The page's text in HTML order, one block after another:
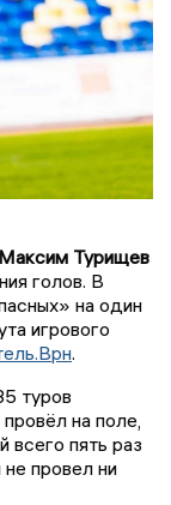
Максим Турищев
голов. В
на один
игрового
.
туров
на поле,
пять раз
провел ни